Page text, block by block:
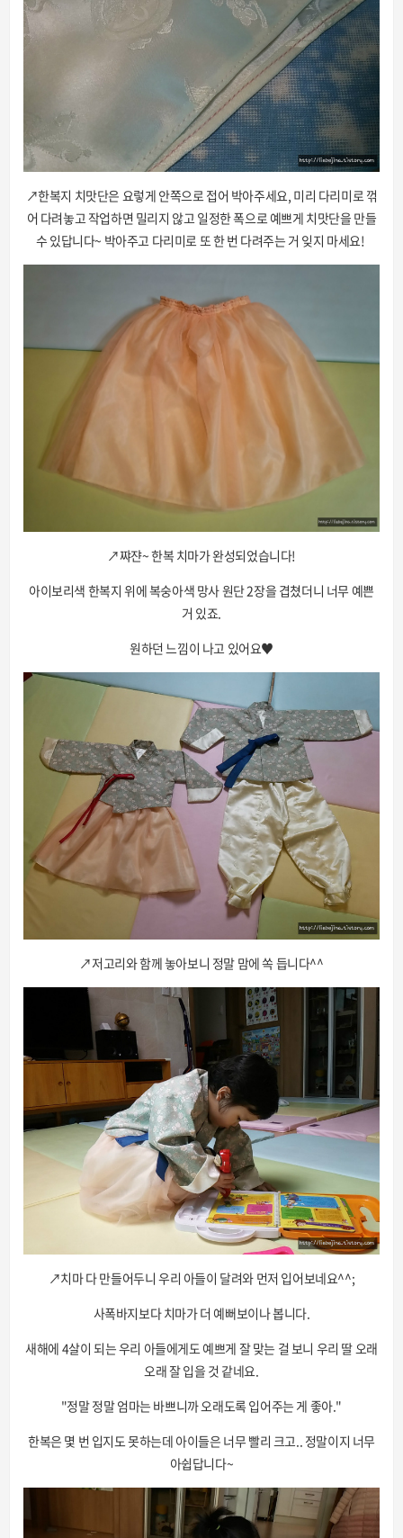
↗한복지 치맛단은 요렇게 안쪽으로 접어 박아주세요, 미리 다리미로 꺾
어 다려놓고 작업하면 밀리지 않고 일정한 폭으로 예쁘게 치맛단을 만들
수 있답니다~ 박아주고 다리미로 또 한 번 다려주는 거 잊지 마세요!
↗쨔쟌~ 한복 치마가 완성되었습니다!
아이보리색 한복지 위에 복숭아색 망사 원단 2장을 겹쳤더니 너무 예쁜
거 있죠.
원하던 느낌이 나고 있어요♥
↗저고리와 함께 놓아보니 정말 맘에 쏙 듭니다^^
↗치마 다 만들어두니 우리 아들이 달려와 먼저 입어보네요^^;
사폭바지보다 치마가 더 예뻐보이나 봅니다.
새해에 4살이 되는 우리 아들에게도 예쁘게 잘 맞는 걸 보니 우리 딸 오래
오래 잘 입을 것 같네요.
"정말 정말 엄마는 바쁘니까 오래도록 입어주는 게 좋아."
한복은 몇 번 입지도 못하는데 아이들은 너무 빨리 크고.. 정말이지 너무
아쉽답니다~